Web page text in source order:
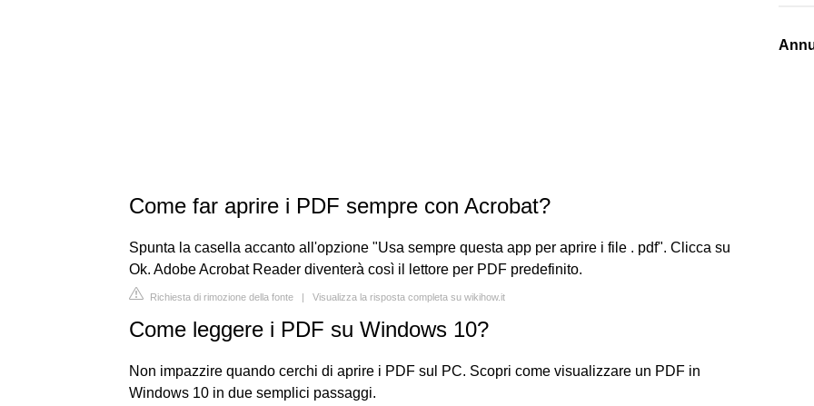
Come far aprire i PDF sempre con Acrobat?
Spunta la casella accanto all'opzione "Usa sempre questa app per aprire i file . pdf". Clicca su
Ok. Adobe Acrobat Reader diventerà così il lettore per PDF predefinito.
Richiesta di rimozione della fonte | Visualizza la risposta completa su wikihow.it
Come leggere i PDF su Windows 10?
Non impazzire quando cerchi di aprire i PDF sul PC. Scopri come visualizzare un PDF in
Windows 10 in due semplici passaggi.